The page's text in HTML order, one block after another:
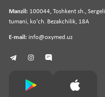
Manzil: 100044, Toshkent sh., Sergeli
tumani, koʻch. Bezakchilik, 18A
E-mail: info@oxymed.uz